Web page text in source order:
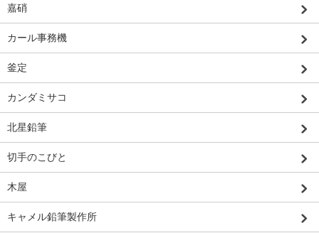
嘉硝
カール事務機
釜定
カンダミサコ
北星鉛筆
切手のこびと
木屋
キャメル鉛筆製作所